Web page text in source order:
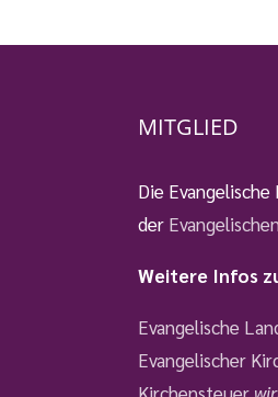
MITGLIED
Die
der
Weitere Infos
Evangelische
Evangelischer